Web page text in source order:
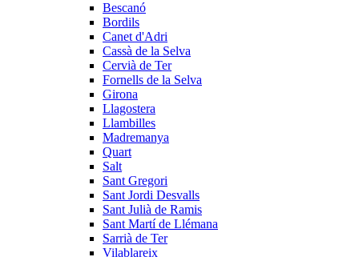
Bescanó
Bordils
Canet d'Adri
Cassà de la Selva
Cervià de Ter
Fornells de la Selva
Girona
Llagostera
Llambilles
Madremanya
Quart
Salt
Sant Gregori
Sant Jordi Desvalls
Sant Julià de Ramis
Sant Martí de Llémana
Sarrià de Ter
Vilablareix